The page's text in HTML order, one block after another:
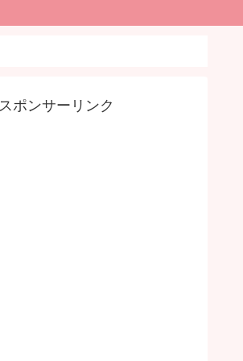
スポンサーリンク